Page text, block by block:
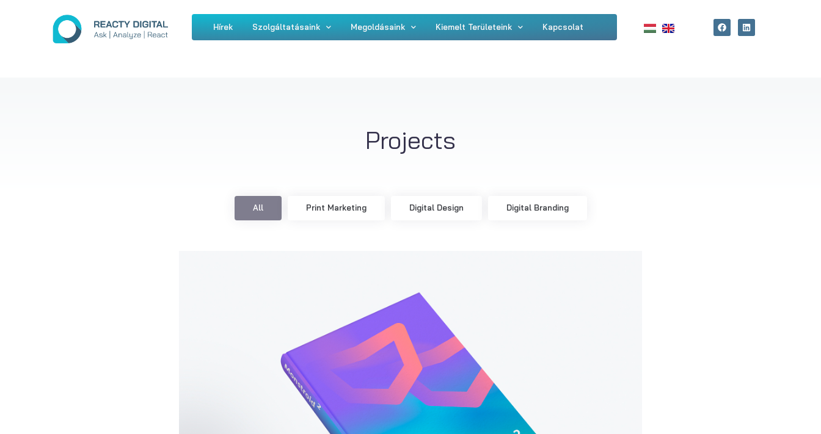
Hírek Szolgáltatásaink Megoldásaink Kiemelt Területeink Kapcsolat
Projects
All Print Marketing Digital Design Digital Branding